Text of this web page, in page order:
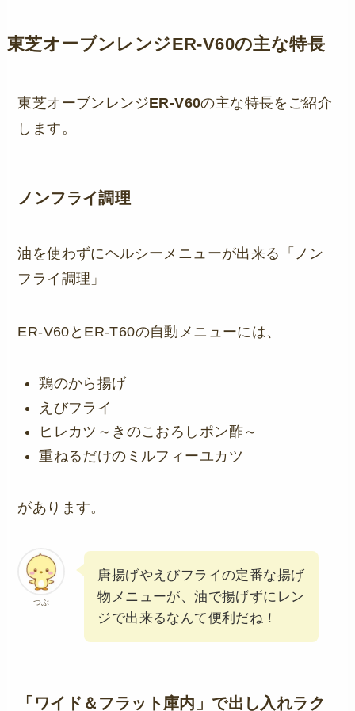
東芝オーブンレンジER-V60の主な特長
東芝オーブンレンジER-V60の主な特長をご紹介
します。
ノンフライ調理
油を使わずにヘルシーメニューが出来る「ノン
フライ調理」
ER-V60とER-T60の自動メニューには、
鶏のから揚げ
えびフライ
ヒレカツ～きのこおろしポン酢～
重ねるだけのミルフィーユカツ
があります。
つぶ
唐揚げやえびフライの定番な揚げ
物メニューが、油で揚げずにレン
ジで出来るなんて便利だね！
「ワイド＆フラット庫内」で出し入れラク